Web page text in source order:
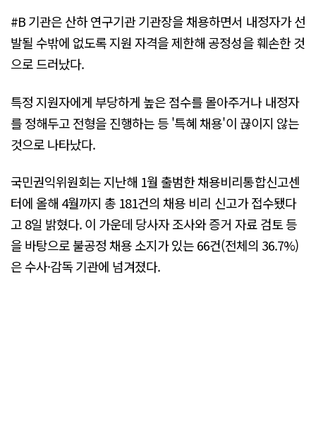
#B 기관은 산하 연구기관 기관장을 채용하면서 내정자가 선
발될 수밖에 없도록 지원 자격을 제한해 공정성을 훼손한 것
으로 드러났다.
특정 지원자에게 부당하게 높은 점수를 몰아주거나 내정자
를 정해두고 전형을 진행하는 등 '특혜 채용'이 끊이지 않는
것으로 나타났다.
국민권익위원회는 지난해 1월 출범한 채용비리통합신고센
터에 올해 4월까지 총 181건의 채용 비리 신고가 접수됐다
고 8일 밝혔다. 이 가운데 당사자 조사와 증거 자료 검토 등
을 바탕으로 불공정 채용 소지가 있는 66건(전체의 36.7%)
은 수사·감독 기관에 넘겨졌다.